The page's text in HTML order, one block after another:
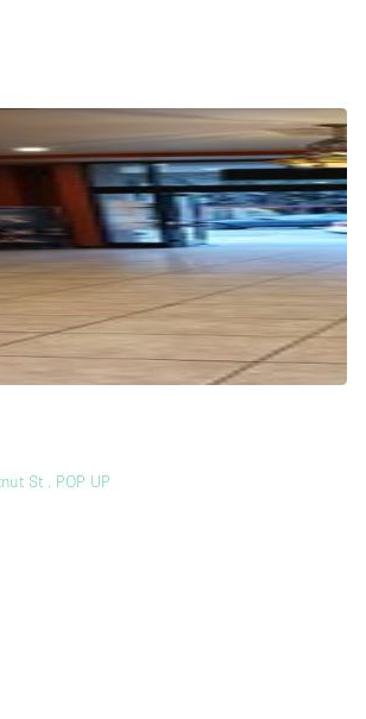
/ Stalletje
/ Café
in winkelcentrum
St . POP UP